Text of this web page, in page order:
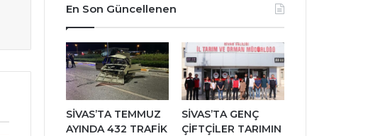
En Son Güncellenen
SİVAS’TA TEMMUZ
AYINDA 432 TRAFİK
SİVAS’TA GENÇ
ÇİFTÇİLER TARIMIN